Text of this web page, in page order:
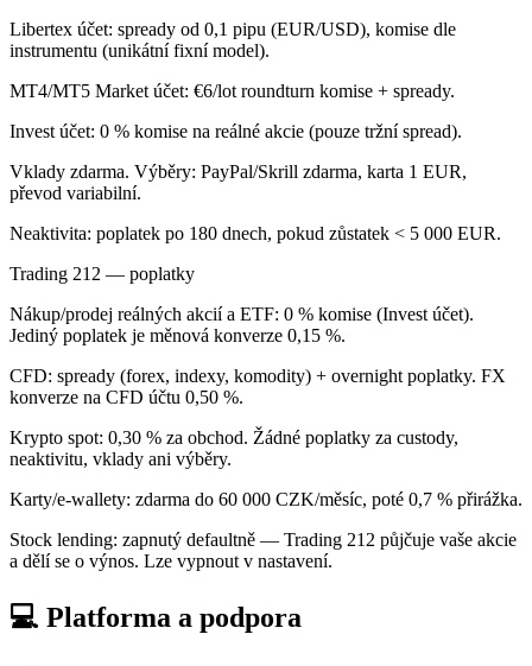
Libertex účet: spready od 0,1 pipu (EUR/USD), komise dle
instrumentu (unikátní fixní model).
MT4/MT5 Market účet: €6/lot roundturn komise + spready.
Invest účet: 0 % komise na reálné akcie (pouze tržní spread).
Vklady zdarma. Výběry: PayPal/Skrill zdarma, karta 1 EUR,
převod variabilní.
Neaktivita: poplatek po 180 dnech, pokud zůstatek < 5 000 EUR.
Trading 212 — poplatky
Nákup/prodej reálných akcií a ETF: 0 % komise (Invest účet).
Jediný poplatek je měnová konverze 0,15 %.
CFD: spready (forex, indexy, komodity) + overnight poplatky. FX
konverze na CFD účtu 0,50 %.
Krypto spot: 0,30 % za obchod. Žádné poplatky za custody,
neaktivitu, vklady ani výběry.
Karty/e-wallety: zdarma do 60 000 CZK/měsíc, poté 0,7 % přirážka.
Stock lending: zapnutý defaultně — Trading 212 půjčuje vaše akcie
a dělí se o výnos. Lze vypnout v nastavení.
💻 Platforma a podpora